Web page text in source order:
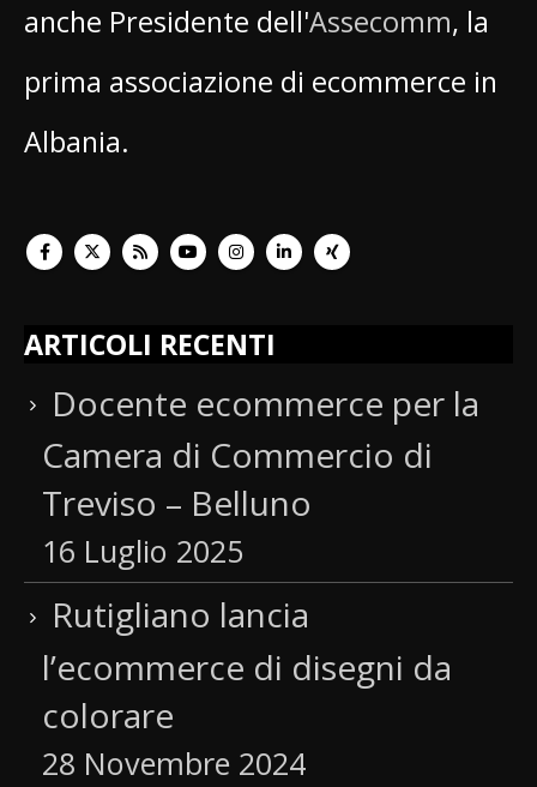
anche Presidente dell'Assecomm, la
prima associazione di ecommerce in
Albania.
ARTICOLI RECENTI
Docente ecommerce per la
Camera di Commercio di
Treviso – Belluno
16 Luglio 2025
Rutigliano lancia
l’ecommerce di disegni da
colorare
28 Novembre 2024